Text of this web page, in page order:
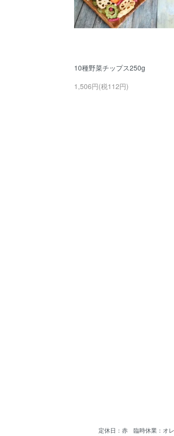
10種野菜チップス250g
1,506円(税112円)
定休日：赤 臨時休業：オレ